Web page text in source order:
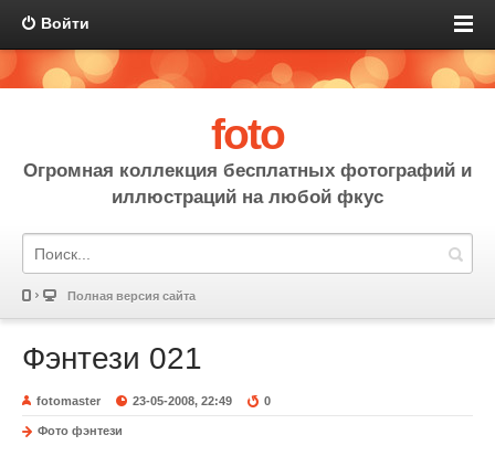
Войти
foto
Огромная коллекция бесплатных фотографий и
иллюстраций на любой фкус
Полная версия сайта
Фэнтези 021
fotomaster 23-05-2008, 22:49 0
Фото фэнтези